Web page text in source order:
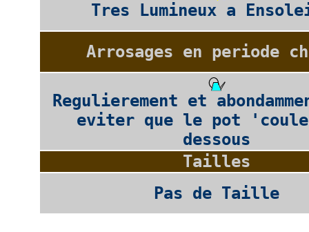
Tres Lumineux a
Arrosages en periode
Regulierement et
eviter que le pot
dessous
Tailles
Pas de Taille